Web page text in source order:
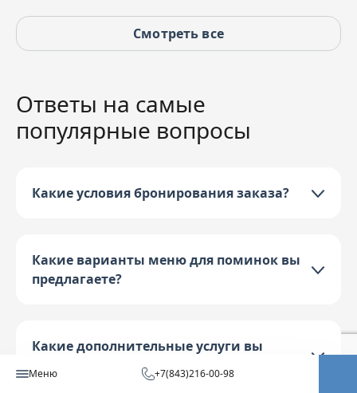
Меню +7(843)216-00-98
Смотреть все
Ответы на самые
популярные вопросы
Какие условия бронирования заказа?
Какие варианты меню для поминок вы
предлагаете?
Какие дополнительные услуги вы
предоставляете?